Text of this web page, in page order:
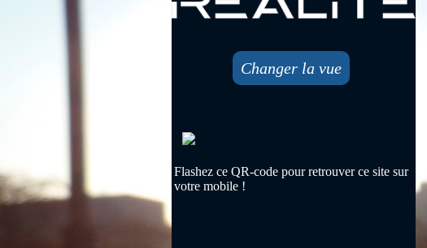
Changer la vue
Flashez ce QR-code pour retrouver ce site sur
votre mobile !